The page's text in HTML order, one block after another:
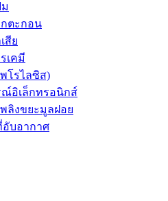
ตะกอน
สีย
เคมี
พโรไลซิส)
ณ์อิเล็กทรอนิกส์
พลิงขยะมูลฝอย
บอากาศ